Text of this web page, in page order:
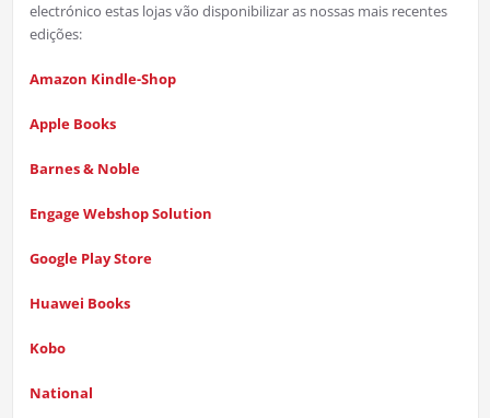
electrónico estas lojas vão disponibilizar as nossas mais recentes
edições:
Amazon Kindle-Shop
Apple Books
Barnes & Noble
Engage Webshop Solution
Google Play Store
Huawei Books
Kobo
National